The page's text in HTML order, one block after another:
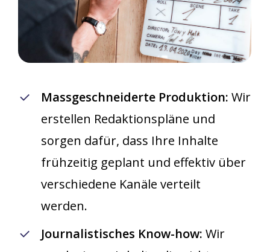
Massgeschneiderte Produktion: Wir
erstellen Redaktionspläne und
sorgen dafür, dass Ihre Inhalte
frühzeitig geplant und effektiv über
verschiedene Kanäle verteilt
werden.
Journalistisches Know-how: Wir